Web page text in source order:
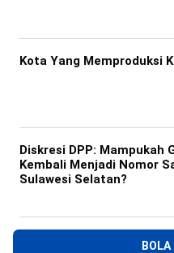
Kota Yang Memproduksi
Diskresi DPP: Mampukah
Kembali Menjadi Nomor
Sulawesi Selatan?